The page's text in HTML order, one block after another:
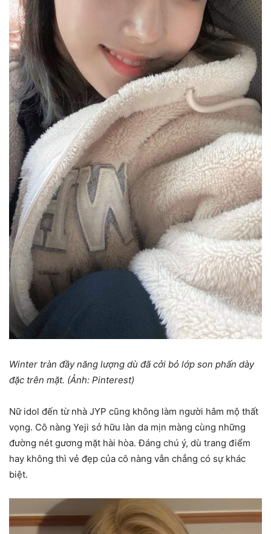
Winter tràn đầy năng lượng dù đã cởi bỏ lớp son phấn dày
đặc trên mặt. (Ảnh: Pinterest)
Nữ idol đến từ nhà JYP cũng không làm người hâm mộ thất
vọng. Cô nàng Yeji sở hữu làn da mịn màng cùng những
đường nét gương mặt hài hòa. Đáng chú ý, dù trang điểm
hay không thì vẻ đẹp của cô nàng vẫn chẳng có sự khác
biệt.